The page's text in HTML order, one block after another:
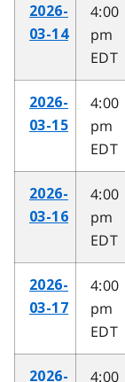
2026-
03-14
4:00
pm
EDT
2026-
03-15
4:00
pm
EDT
2026-
03-16
4:00
pm
EDT
2026-
03-17
4:00
pm
EDT
2026-
4:00